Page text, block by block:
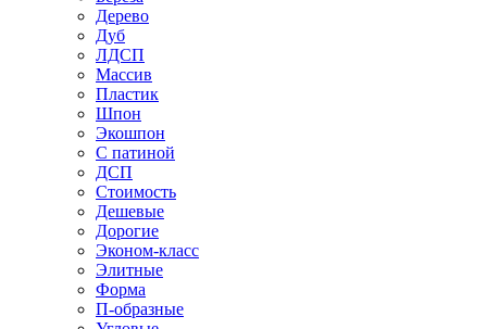
Дерево
Дуб
ЛДСП
Массив
Пластик
Шпон
Экошпон
С патиной
ДСП
Стоимость
Дешевые
Дорогие
Эконом-класс
Элитные
Форма
П-образные